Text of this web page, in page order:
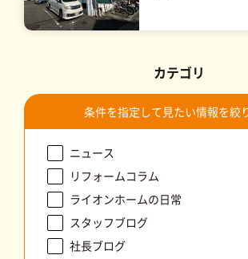
カテゴリ
条件を指定して見たい情報を絞
ニュース
リフォームコラム
ライオンホームの日常
スタッフブログ
社長ブログ